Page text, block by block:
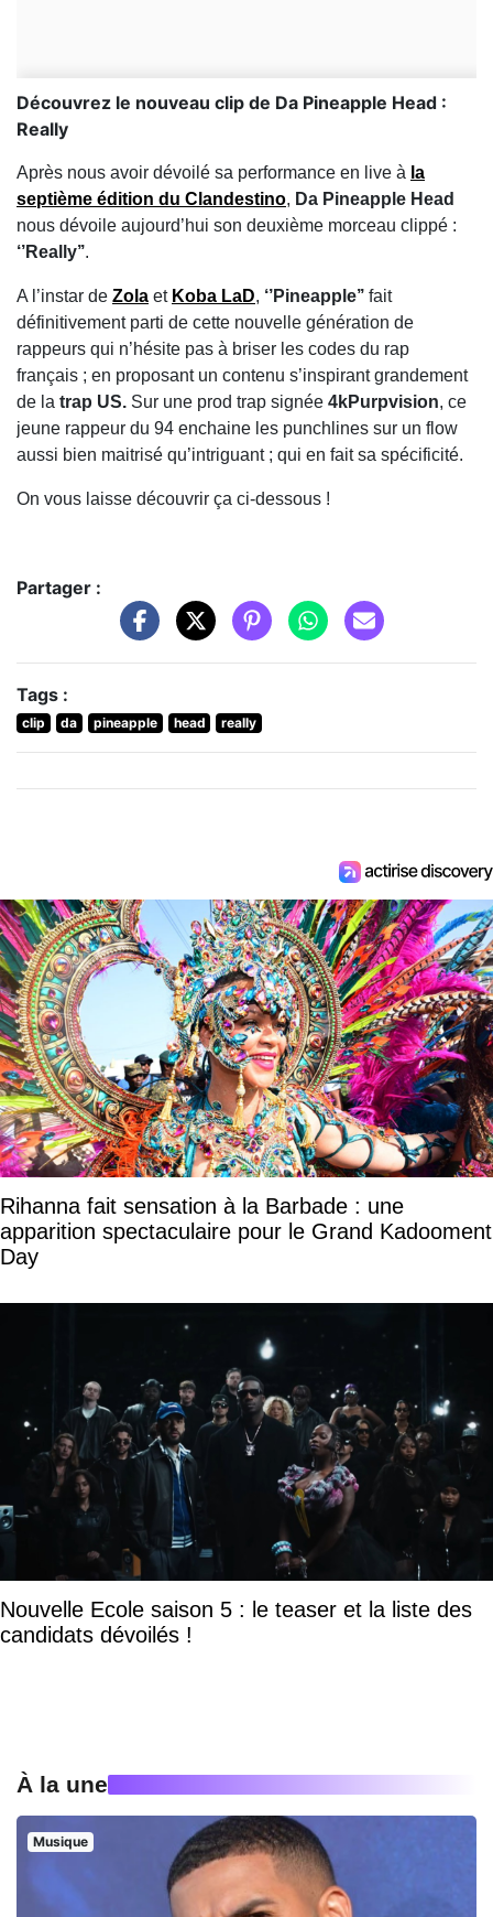
Découvrez le nouveau clip de Da Pineapple Head :
Really
Après nous avoir dévoilé sa performance en live à la
septième édition du Clandestino, Da Pineapple Head
nous dévoile aujourd’hui son deuxième morceau clippé :
‘’Really’’.
A l’instar de Zola et Koba LaD, ‘’Pineapple’’ fait
définitivement parti de cette nouvelle génération de
rappeurs qui n’hésite pas à briser les codes du rap
français ; en proposant un contenu s’inspirant grandement
de la trap US. Sur une prod trap signée 4kPurpvision, ce
jeune rappeur du 94 enchaine les punchlines sur un flow
aussi bien maitrisé qu’intriguant ; qui en fait sa spécificité.
On vous laisse découvrir ça ci-dessous !
Partager :
Tags :
clip da pineapple head really
Rihanna fait sensation à la Barbade : une
apparition spectaculaire pour le Grand Kadooment
Day
Nouvelle Ecole saison 5 : le teaser et la liste des
candidats dévoilés !
À la une
Musique